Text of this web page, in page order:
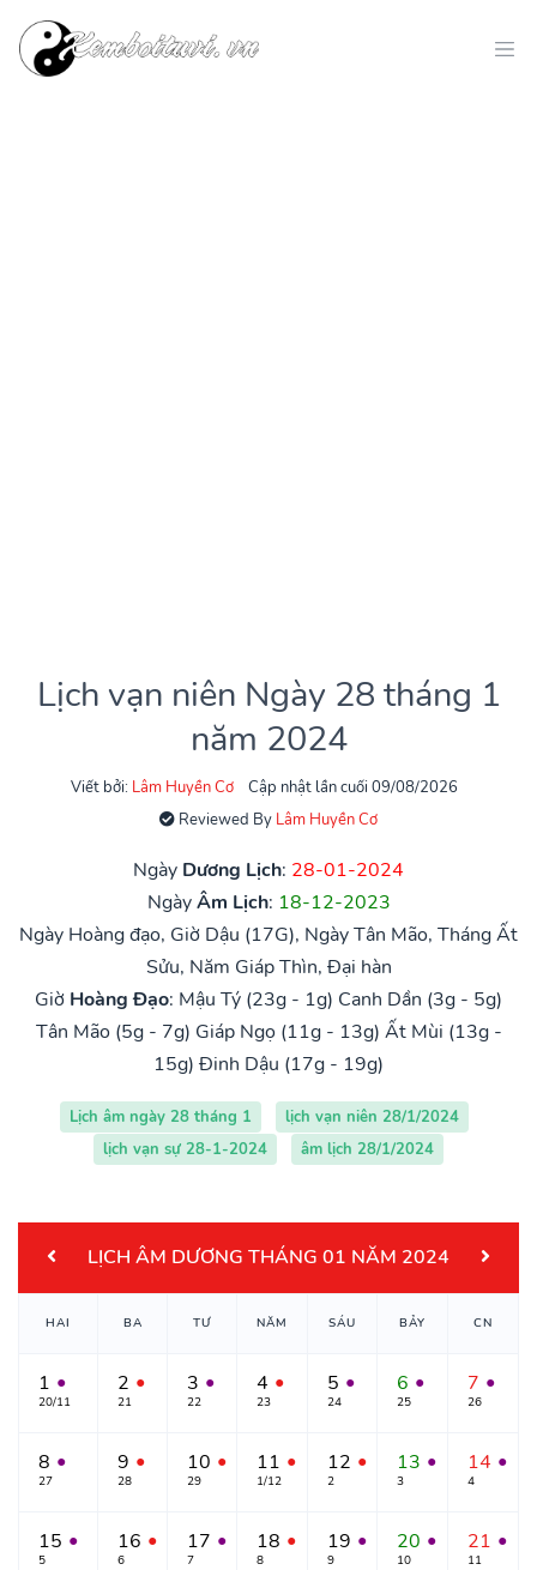
Lịch vạn niên Ngày 28 tháng 1
năm 2024
Viết bởi: Lâm Huyền Cơ
Cập nhật lần cuối 09/08/2026
Reviewed By Lâm Huyền Cơ
Ngày Dương Lịch: 28-01-2024
NgàyÂm Lịch: 18-12-2023
Ngày Hoàng đạo, Giờ Dậu (17G), Ngày Tân Mão, Tháng Ất
Sửu, Năm Giáp Thìn, Đại hàn
Giờ Hoàng Đạo: Mậu Tý (23g - 1g) Canh Dần (3g - 5g)
Tân Mão (5g - 7g) Giáp Ngọ (11g - 13g) Ất Mùi (13g -
15g) Đinh Dậu (17g - 19g)
Lịch âm ngày 28 tháng 1
lịch vạn niên 28/1/2024
lịch vạn sự 28-1-2024
âm lịch 28/1/2024
LỊCH ÂM DƯƠNG THÁNG 01 NĂM 2024
HAI BA TƯ NĂM SÁU BẢY CN
1 ●
20/11
2 ●
21
3 ●
22
4 ●
23
5 ●
24
6 ●
25
7 ●
26
8 ●
27
9 ●
28
10 ●
29
11 ●
1/12
12 ●
2
13 ●
3
14 ●
4
15 ●
5
16 ●
6
17 ●
7
18 ●
8
19 ●
9
20 ●
10
21 ●
11